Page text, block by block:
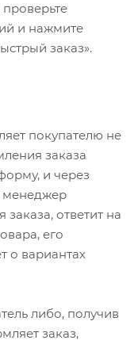
и нажмите
заказ».
покупателю не
заказа
и через
менеджер
заказа, ответит на
его
о вариантах
либо, получив
заказ,